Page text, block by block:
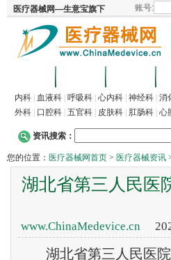
内科 血液科 呼吸科 心内科 神经科 消
外科
口腔科 五官科 皮肤科 肛肠科 心
资讯搜索：
您的位置： 医疗器械网首页 > 医疗器械资讯
湖北省第三人民医
www.ChinaMedevice.cn
湖北省第三人民医院